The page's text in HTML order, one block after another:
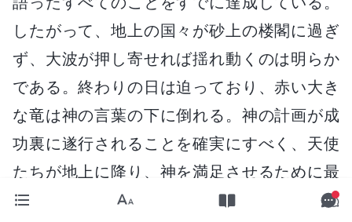
したがって、地上の国々が砂上の楼閣に過ぎ
ず、大波が押し寄せれば揺れ動くのは明らか
である。終わりの日は迫っており、赤い大き
な竜は神の言葉の下に倒れる。神の計画が成
功裏に遂行されることを確実にすべく、天使
たちが地上に降り、神を満足させるために最
善を尽くしてきた。そして肉となった神自身